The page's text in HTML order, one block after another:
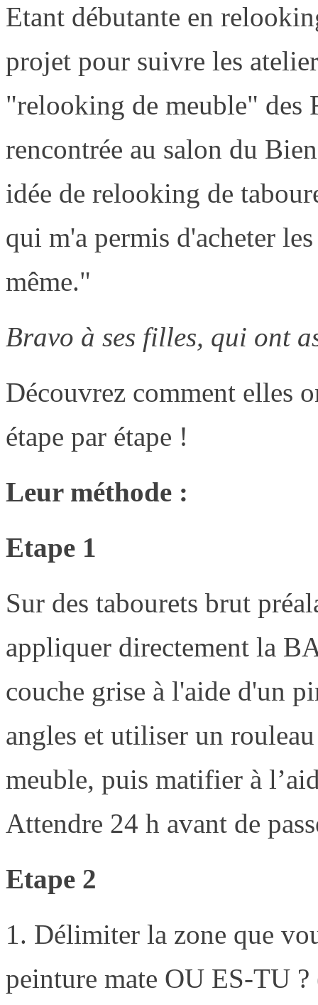
Etant débutante en
projet pour suivre les
"relooking de meuble" des
rencontrée au salon du
idée de relooking de
qui m'a permis d'acheter
même."
Bravo à ses filles, qui ont
Découvrez comment elles
étape par étape !
Leur méthode :
Etape 1
Sur des tabourets brut
appliquer directement la
couche grise à l'aide d'un
angles et utiliser un
meuble, puis matifier à
Attendre 24 h avant de
Etape 2
1. Délimiter la zone que
peinture mate OU ES-TU